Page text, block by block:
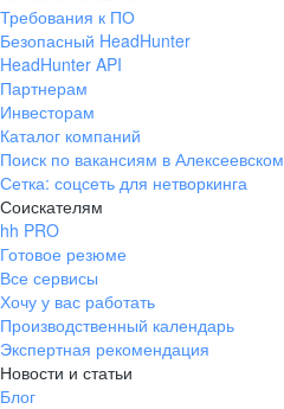
Требования к ПО
Безопасный HeadHunter
HeadHunter API
Партнерам
Инвесторам
Каталог компаний
Поиск по вакансиям в Алексеевском
Сетка: соцсеть для нетворкинга
Соискателям
hh PRO
Готовое резюме
Все сервисы
Хочу у вас работать
Производственный календарь
Экспертная рекомендация
Новости и статьи
Блог